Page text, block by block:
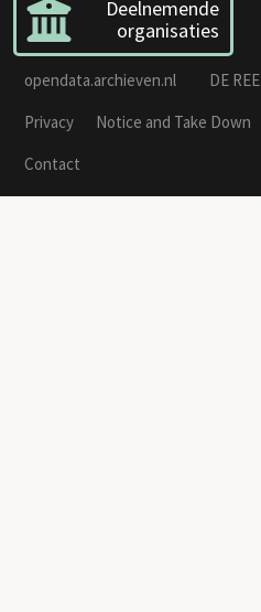
Deelnemende
organisaties
opendata.archieven.nl DE REE
Privacy
Notice and Take Down
Contact